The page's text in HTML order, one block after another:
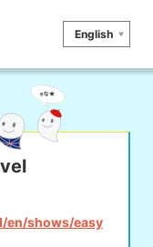
English
聞く
その他
en/shows/easy